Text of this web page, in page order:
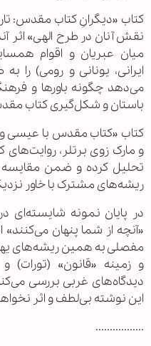
کتاب «دیگرانِ کتاب مقدس:
نقش آنان در طرح الهی» اثر
میان عبریان و اقوام
ایرانی، یونانی و رومی) را
می‌دهد چگونه باورها و
باستان و شکل‌گیری کتاب
کتاب «کتاب مقدس با عیسی
و مارک زوی برتلر،
تحلیل کرده و ضمن
ریشه‌های مشترک با خاور
در پایان نمونه شایسته‌ای
«آنچه از شما پنهان
مفصلی به همین ریشه‌های
و زمینه «قانون»
دیدگاه‌های غربی بررسی
این نوشته بی‌لطف و اثر
.................